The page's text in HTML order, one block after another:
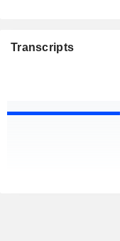
Transcripts